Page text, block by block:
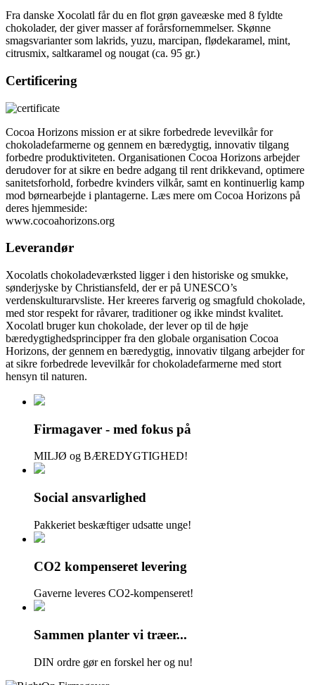
Fra danske Xocolatl får du en flot grøn gaveæske med 8 fyldte
chokolader, der giver masser af forårsfornemmelser. Skønne
smagsvarianter som lakrids, yuzu, marcipan, flødekaramel, mint,
citrusmix, saltkaramel og nougat (ca. 95 gr.)
Certificering
Cocoa Horizons mission er at sikre forbedrede levevilkår for
chokoladefarmerne og gennem en bæredygtig, innovativ tilgang
forbedre produktiviteten. Organisationen Cocoa Horizons arbejder
derudover for at sikre en bedre adgang til rent drikkevand, optimere
sanitetsforhold, forbedre kvinders vilkår, samt en kontinuerlig kamp
mod børnearbejde i plantagerne. Læs mere om Cocoa Horizons på
deres hjemmeside:
www.cocoahorizons.org
Leverandør
Xocolatls chokoladeværksted ligger i den historiske og smukke,
sønderjyske by Christiansfeld, der er på UNESCO’s
verdenskulturarvsliste. Her kreeres farverig og smagfuld chokolade,
med stor respekt for råvarer, traditioner og ikke mindst kvalitet.
Xocolatl bruger kun chokolade, der lever op til de høje
bæredygtighedsprincipper fra den globale organisation Cocoa
Horizons, der gennem en bæredygtig, innovativ tilgang arbejder for
at sikre forbedrede levevilkår for chokoladefarmerne med stort
hensyn til naturen.
Firmagaver - med fokus på
MILJØ og BÆREDYGTIGHED!
Social ansvarlighed
Pakkeriet beskæftiger udsatte unge!
CO2 kompenseret levering
Gaverne leveres CO2-kompenseret!
Sammen planter vi træer...
DIN ordre gør en forskel her og nu!